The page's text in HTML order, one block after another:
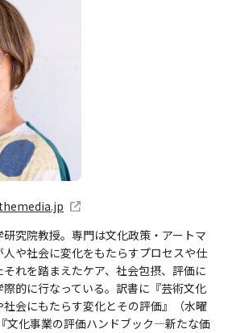
究院教授。専門は文化政策・アートマ
や社会に変化をもたらすプロセスや仕
れを踏まえたケア、社会包摂、評価に
的に行なっている。訳書に『芸術文化
会にもたらす変化とその評価』（水曜
文化事業の評価ハンドブック―新たな価